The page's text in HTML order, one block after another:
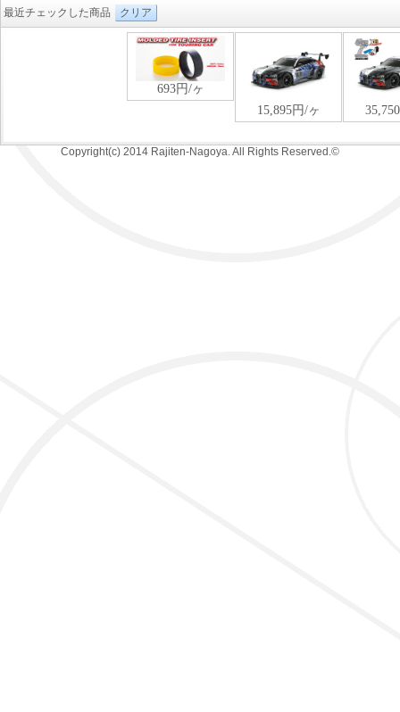
最近チェックした商品 クリア
Copyright(c) 2014 Rajiten-Nagoya. All Rights Reserved.©